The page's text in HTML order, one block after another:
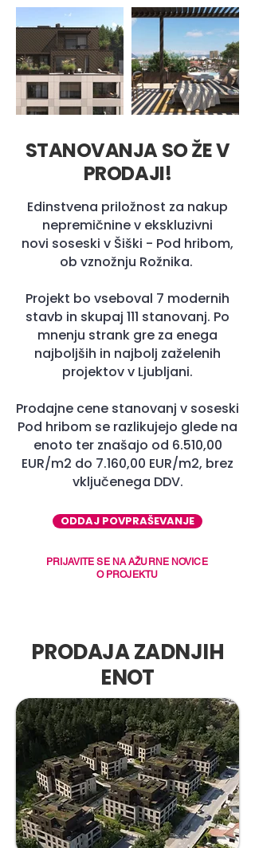
STANOVANJA SO ŽE V
PRODAJI!
Edinstvena priložnost za nakup
nepremičnine v ekskluzivni
novi soseski v Šiški - Pod hribom,
ob vznožnju Rožnika.
Projekt bo vseboval 7 modernih
stavb in skupaj 111 stanovanj. Po
mnenju strank gre za enega
najboljših in najbolj zaželenih
projektov v Ljubljani.
Prodajne cene stanovanj v soseski
Pod hribom se razlikujejo glede na
enoto ter znašajo od 6.510,00
EUR/m2 do 7.160,00 EUR/m2, brez
vključenega DDV.
ODDAJ POVPRAŠEVANJE
PRIJAVITE SE NA AŽURNE NOVICE
O PROJEKTU
PRODAJA ZADNJIH
ENOT